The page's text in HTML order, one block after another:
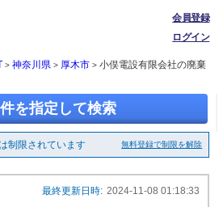
会員登録
ログイン
> 神奈川県 > 厚木市> 小俣電設有限会社の廃棄
を指定して検索
制限されています 無料登録で制限を解除
最終更新日時: 2024-11-08 01:18:33